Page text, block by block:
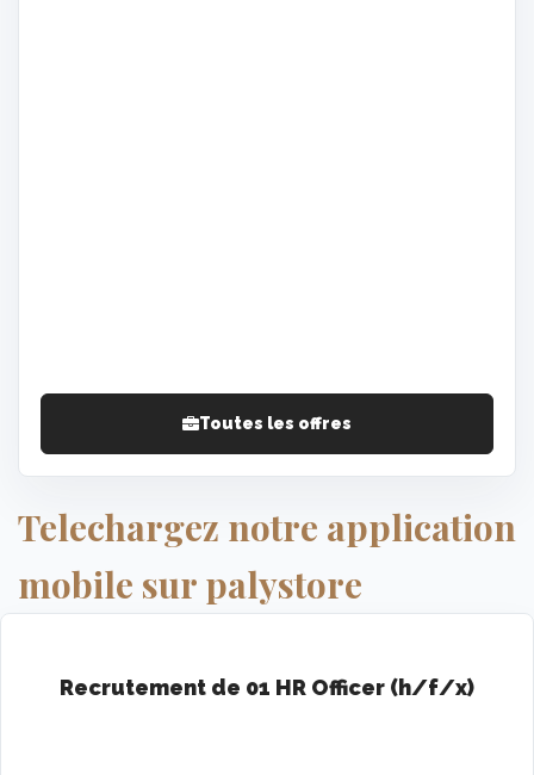
Toutes les offres
Telechargez notre application
mobile sur palystore
Recrutement de 01 HR Officer (h/f/x)